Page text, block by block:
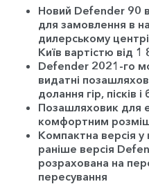
Новий Defender 90
для замовлення в
дилерському
Київ вартістю від
Defender 2021-го
видатні
долання гір, пісків і
Позашляховик для
комфортним
Компактна версія у
раніше версія
розрахована на
пересування